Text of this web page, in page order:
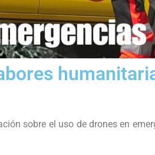
sobre el uso de drones en